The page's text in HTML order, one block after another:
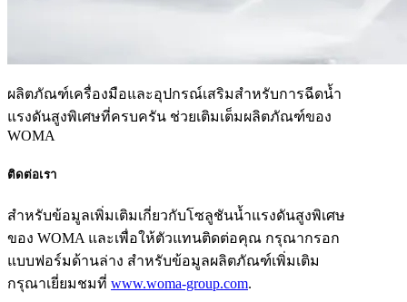
ผลิตภัณฑ์เครื่องมือและอุปกรณ์เสริมสำหรับการฉีดน้ำ
แรงดันสูงพิเศษที่ครบครัน ช่วยเติมเต็มผลิตภัณฑ์ของ
WOMA
ติดต่อเรา
สำหรับข้อมูลเพิ่มเติมเกี่ยวกับโซลูชันน้ำแรงดันสูงพิเศษ
ของ WOMA และเพื่อให้ตัวแทนติดต่อคุณ กรุณากรอก
แบบฟอร์มด้านล่าง สำหรับข้อมูลผลิตภัณฑ์เพิ่มเติม
กรุณาเยี่ยมชมที่ www.woma-group.com.